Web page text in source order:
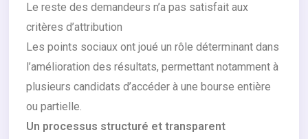
Le reste des demandeurs n’a pas satisfait aux
critères d’attribution
Les points sociaux ont joué un rôle déterminant dans
l’amélioration des résultats, permettant notamment à
plusieurs candidats d’accéder à une bourse entière
ou partielle.
Un processus structuré et transparent